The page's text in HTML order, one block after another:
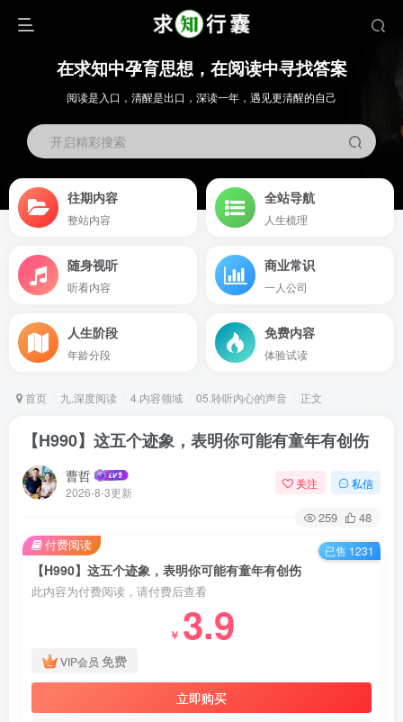
在求知中孕育思想，在阅读中寻找答案
阅读是入口，清醒是出口，深读一年，遇见更清醒的自己
开启精彩搜索
往期内容
整站内容
全站导航
人生梳理
随身视听
听看内容
商业常识
一人公司
人生阶段
年龄分段
免费内容
体验试读
首页 九.深度阅读 4.内容领域 05.聆听内心的声音 正文
【H990】这五个迹象，表明你可能有童年有创伤
曹哲
2026-8-3更新
关注 私信
259 48
【H990】这五个迹象，表明你可能有童年有创伤
此内容为付费阅读，请付费后查看
￥ 3.9
VIP会员 免费
立即购买
付费阅读 已售 1231